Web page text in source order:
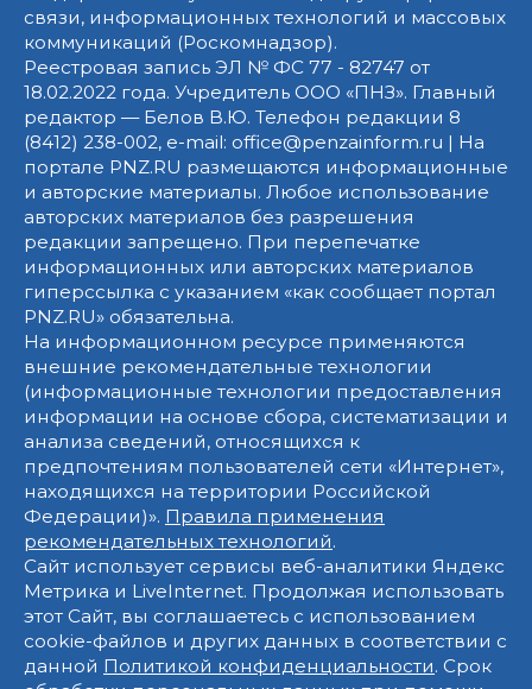
связи, информационных технологий и массовых
коммуникаций (Роскомнадзор).
Реестровая запись ЭЛ № ФС 77 - 82747 от
18.02.2022 года. Учредитель ООО «ПНЗ». Главный
редактор — Белов В.Ю. Телефон редакции 8
(8412) 238-002, e-mail: office@penzainform.ru | На
портале PNZ.RU размещаются информационные
и авторские материалы. Любое использование
авторских материалов без разрешения
редакции запрещено. При перепечатке
информационных или авторских материалов
гиперссылка с указанием «как сообщает портал
PNZ.RU» обязательна.
На информационном ресурсе применяются
внешние рекомендательные технологии
(информационные технологии предоставления
информации на основе сбора, систематизации и
анализа сведений, относящихся к
предпочтениям пользователей сети «Интернет»,
находящихся на территории Российской
Федерации)». Правила применения
рекомендательных технологий.
Сайт использует сервисы веб-аналитики Яндекс
Метрика и LiveInternet. Продолжая использовать
этот Сайт, вы соглашаетесь с использованием
cookie-файлов и других данных в соответствии с
данной Политикой конфиденциальности. Срок